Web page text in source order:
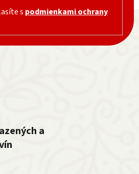
s podmienkami ochrany
a